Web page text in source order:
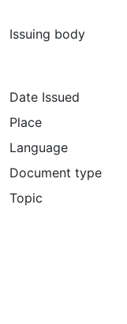
Issuing body
Date Issued
Place
Language
Document type
Topic